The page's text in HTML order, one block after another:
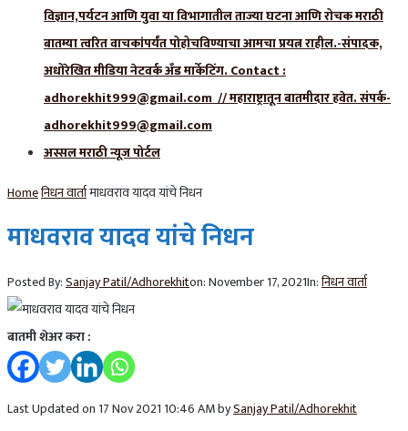
विज्ञान,पर्यटन आणि युवा या विभागातील ताज्या घटना आणि रोचक मराठी
बातम्या त्वरित वाचकांपर्यंत पोहोचविण्याचा आमचा प्रयत्न राहील.-संपादक,
अधोरेखित मीडिया नेटवर्क अँड मार्केटिंग. Contact :
adhorekhit999@gmail.com // महाराष्ट्रातून बातमीदार हवेत. संपर्क-
adhorekhit999@gmail.com
अस्सल मराठी न्यूज पोर्टल
Homeनिधन वार्तामाधवराव यादव यांचे निधन
माधवराव यादव यांचे निधन
Posted By:Sanjay Patil/Adhorekhiton:November 17, 2021In:निधन वार्ता
बातमी शेअर करा :
Last Updated on 17 Nov 2021 10:46 AM bySanjay Patil/Adhorekhit